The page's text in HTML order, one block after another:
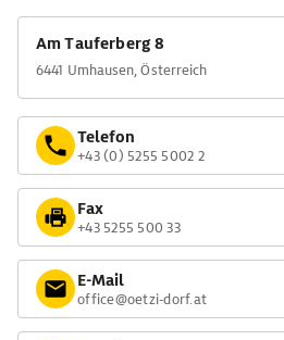
Am Tauferberg 8
6441 Umhausen, Österreich
Telefon
+43 (0) 5255 5002 2
Fax
+43 5255 500 33
E-Mail
office@oetzi-dorf.at